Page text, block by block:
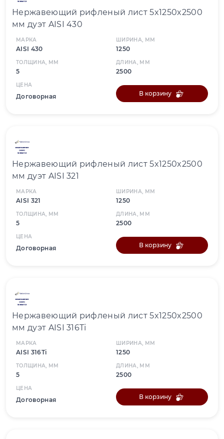
Нержавеющий рифленый лист 5x1250x2500
мм дуэт AISI 430
МАРКА
AISI 430
ШИРИНА, ММ
1250
ТОЛЩИНА, ММ
5
ДЛИНА, ММ
2500
ЦЕНА
Договорная В корзину
Нержавеющий рифленый лист 5x1250x2500
мм дуэт AISI 321
МАРКА
AISI 321
ШИРИНА, ММ
1250
ТОЛЩИНА, ММ
5
ДЛИНА, ММ
2500
ЦЕНА
Договорная В корзину
Нержавеющий рифленый лист 5x1250x2500
мм дуэт AISI 316Ti
МАРКА
AISI 316Ti
ШИРИНА, ММ
1250
ТОЛЩИНА, ММ
5
ДЛИНА, ММ
2500
ЦЕНА
Договорная В корзину